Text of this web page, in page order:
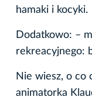
hamaki i kocyki.
Dodatkowo: –
rekreacyjnego:
Nie wiesz, o co
animatorka